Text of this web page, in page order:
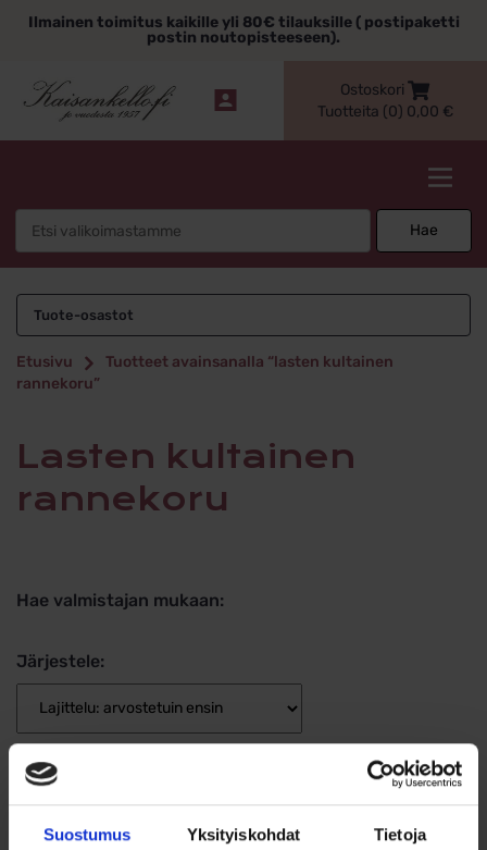
Suostumus Yksityiskohdat Tietoja
sisältöönIlmainen toimitus kaikille yli 80€ tilauksille ( postipaketti
postin noutopisteeseen).
Ostoskori
Tuotteita (0) 0,00 €
Hae
lasten kultainen
rannekoru
Tuote-osastot
Etusivu
Tuotteet avainsanalla “lasten kultainen
rannekoru”
lasten kultainen
rannekoru
Hae valmistajan mukaan:
Järjestele:
Hinta